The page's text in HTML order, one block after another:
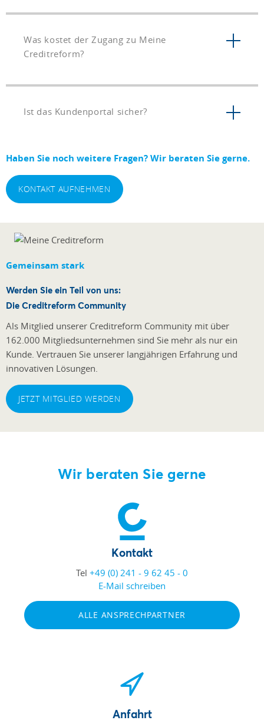
Was kostet der Zugang zu Meine
Creditreform?
Ist das Kundenportal sicher?
Haben Sie noch weitere Fragen? Wir beraten Sie gerne.
KONTAKT AUFNEHMEN
Gemeinsam stark
Werden Sie ein Teil von uns:
Die Creditreform Community
Als Mitglied unserer Creditreform Community mit über
162.000 Mitgliedsunternehmen sind Sie mehr als nur ein
Kunde. Vertrauen Sie unserer langjährigen Erfahrung und
innovativen Lösungen.
JETZT MITGLIED WERDEN
Wir beraten Sie gerne
Kontakt
Tel +49 (0) 241 - 9 62 45 - 0
E-Mail schreiben
ALLE ANSPRECHPARTNER
Anfahrt